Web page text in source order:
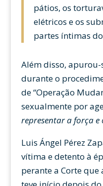
pátios, os
elétricos e os
partes íntimas
Além disso, apurou-
durante o
de “Operação
sexualmente por
representar a força e
Luis Ángel Pérez
vítima e detento à
perante a Corte que